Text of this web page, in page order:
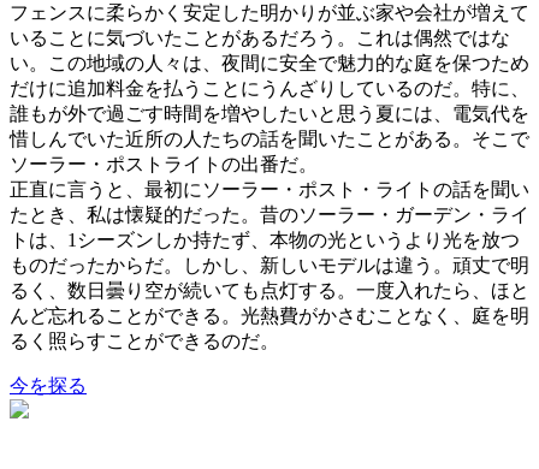
フェンスに柔らかく安定した明かりが並ぶ家や会社が増えて
いることに気づいたことがあるだろう。これは偶然ではな
い。この地域の人々は、夜間に安全で魅力的な庭を保つため
だけに追加料金を払うことにうんざりしているのだ。特に、
誰もが外で過ごす時間を増やしたいと思う夏には、電気代を
惜しんでいた近所の人たちの話を聞いたことがある。そこで
ソーラー・ポストライトの出番だ。
正直に言うと、最初にソーラー・ポスト・ライトの話を聞い
たとき、私は懐疑的だった。昔のソーラー・ガーデン・ライ
トは、1シーズンしか持たず、本物の光というより光を放つ
ものだったからだ。しかし、新しいモデルは違う。頑丈で明
るく、数日曇り空が続いても点灯する。一度入れたら、ほと
んど忘れることができる。光熱費がかさむことなく、庭を明
るく照らすことができるのだ。
今を探る